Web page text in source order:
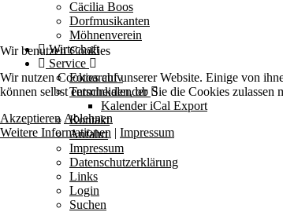
Cäcilia Boos
Dorfmusikanten
Möhnenverein
Wirtschaft
Service
Fotoarchiv
Terminkalender
Kalender iCal Export
Kontakt
Anfahrt
Impressum
Datenschutzerklärung
Links
Login
Suchen
Wir benutzen Cookies
Wir nutzen Cookies auf unserer Website. Einige von
können selbst entscheiden, ob Sie die Cookies
Akzeptieren Ablehnen
Weitere Informationen | Impressum